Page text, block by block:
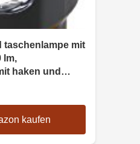
taschenlampe mit
lm,
haken und
kaufen